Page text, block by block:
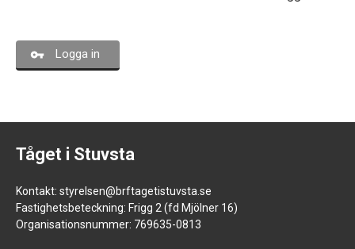
Logga in
Tåget i Stuvsta
Kontakt: styrelsen@brftagetistuvsta.se
Fastighetsbeteckning: Frigg 2 (fd Mjölner 16)
Organisationsnummer: 769635-0813